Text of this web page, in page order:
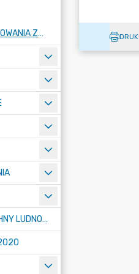
PROCEDURA PRZYJMOWANIA ZGŁOSZEŃ ZEWNĘTRZNYCH PRZEZ RADĘ GMINY LUBAŃ
NARODOWY SPIS POWSZECHNY LUDNOŚCI I MIESZKAŃ W 2021